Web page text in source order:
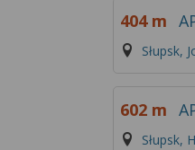
404 m
Słupsk,
602 m
Słupsk,